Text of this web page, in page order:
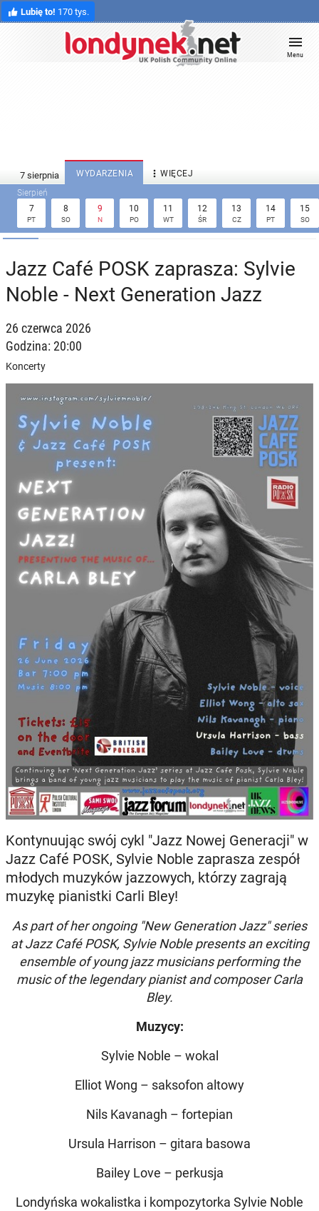
Lubię to! 170 tys.
Menu
WYDARZENIA  WIĘCEJ
7
PT
8
SO
9
N
10
PO
11
WT
12
ŚR
13
CZ
14
PT
15
SO
Jazz Café POSK zaprasza: Sylvie
Noble - Next Generation Jazz
26 czerwca 2026
Godzina: 20:00
Koncerty
Kontynuując swój cykl "Jazz Nowej Generacji" w
Jazz Café POSK, Sylvie Noble zaprasza zespół
młodych muzyków jazzowych, którzy zagrają
muzykę pianistki Carli Bley!
As part of her ongoing "New Generation Jazz" series
at Jazz Café POSK, Sylvie Noble presents an exciting
ensemble of young jazz musicians performing the
music of the legendary pianist and composer Carla
Bley.
Muzycy:
Sylvie Noble – wokal
Elliot Wong – saksofon altowy
Nils Kavanagh – fortepian
Ursula Harrison – gitara basowa
Bailey Love – perkusja
Londyńska wokalistka i kompozytorka Sylvie Noble